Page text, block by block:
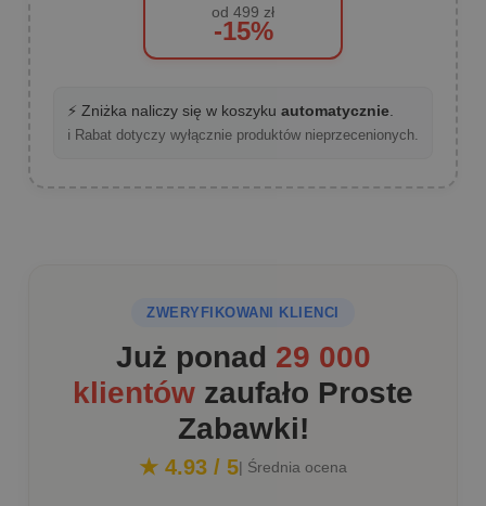
od 499 zł
-15%
⚡ Zniżka naliczy się w koszyku automatycznie
ℹ️ Rabat dotyczy wyłącznie produktów nieprzecenionych.
ZWERYFIKOWANI KLIENCI
Już ponad 29 000
klientów zaufało Proste
Zabawki!
★ 4.93 / 5| Średnia ocena